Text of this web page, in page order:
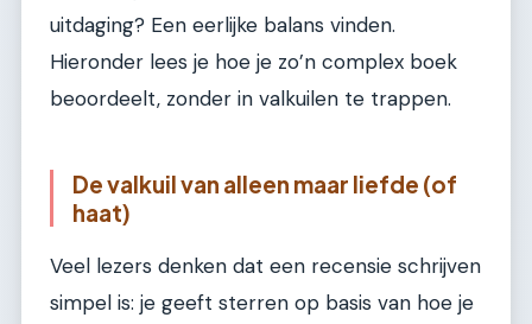
uitdaging? Een eerlijke balans vinden.
Hieronder lees je hoe je zo’n complex boek
beoordeelt, zonder in valkuilen te trappen.
De valkuil van alleen maar liefde (of
haat)
Veel lezers denken dat een recensie schrijven
simpel is: je geeft sterren op basis van hoe je